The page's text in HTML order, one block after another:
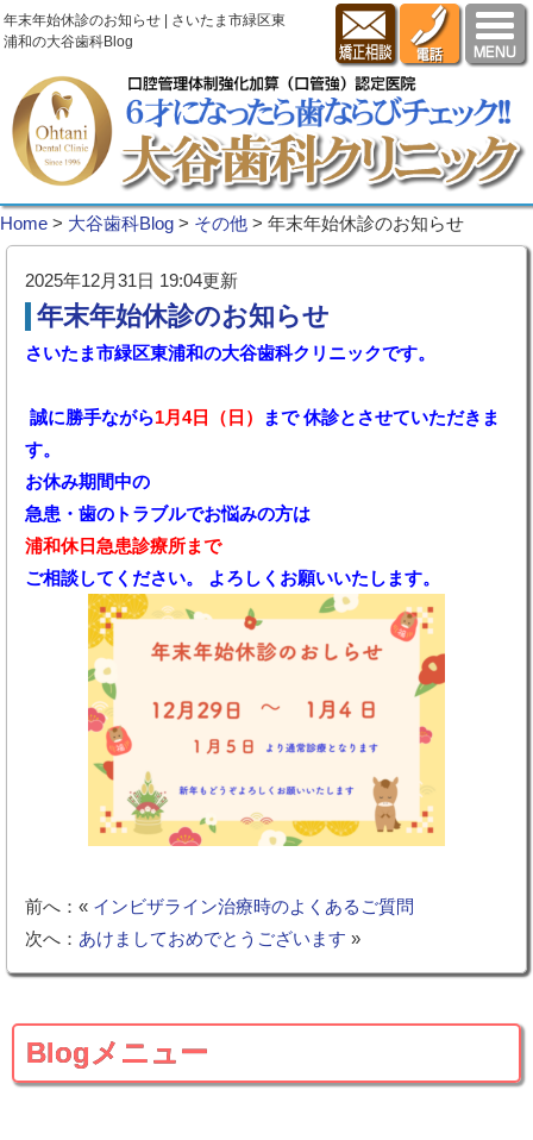
年末年始休診のお知らせ | さいたま市緑区東
浦和の大谷歯科Blog
Home > 大谷歯科Blog > その他 > 年末年始休診のお知らせ
2025年12月31日 19:04更新
年末年始休診のお知らせ
さいたま市緑区東浦和の大谷歯科クリニックです。
誠に勝手ながら1月4日（日）
まで 休診とさせていただきま
す。
お休み期間中の
急患・歯のトラブルでお悩みの方は
浦和休日急患診療所まで
ご相談してください。 よろしくお願いいたします。
前へ：« インビザライン治療時のよくあるご質問
次へ： あけましておめでとうございます »
Blogメニュー